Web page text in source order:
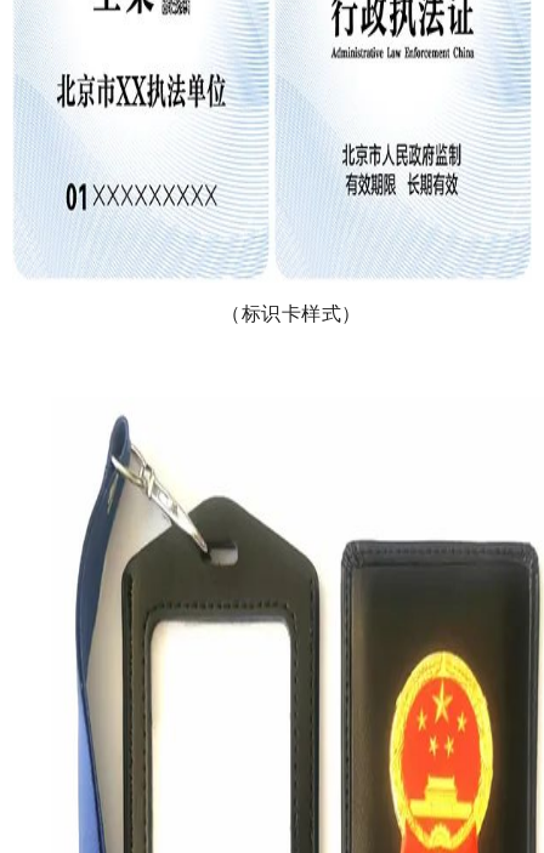
（标识卡样式）